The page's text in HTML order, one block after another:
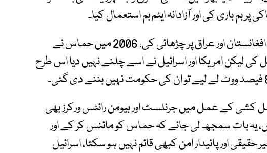
پر بم باری کی اور آزادانہ ایٹم بم استعمال کیا۔
انہوں نے کہا کہ امریکا نے ویت نام، افغانستان اور عراق پر چڑھائی کی، 2006 میں حماس نے
لیکن امریکا اور اسرائیل نے اسے چلنے نہیں دیا اس طرح
کشی کے عمل میں جرنلسٹ اور ہیومن رائٹس ورکرز بھی
یہ بات سمجھ لی جائے کہ حماس کو مائنس کر کے اور
اور پائیدار امن کبھی قائم نہیں ہو سکتا، اسرائیل